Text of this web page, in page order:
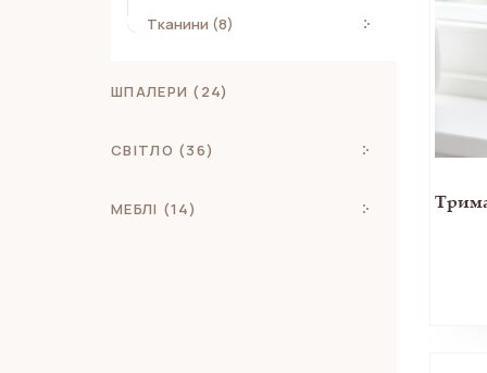
Тканини (8)
ШПАЛЕРИ (24)
СВІТЛО (36)
МЕБЛІ (14)